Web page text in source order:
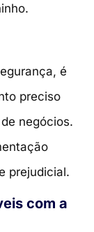
é
preciso
negócios.
prejudicial.
com a